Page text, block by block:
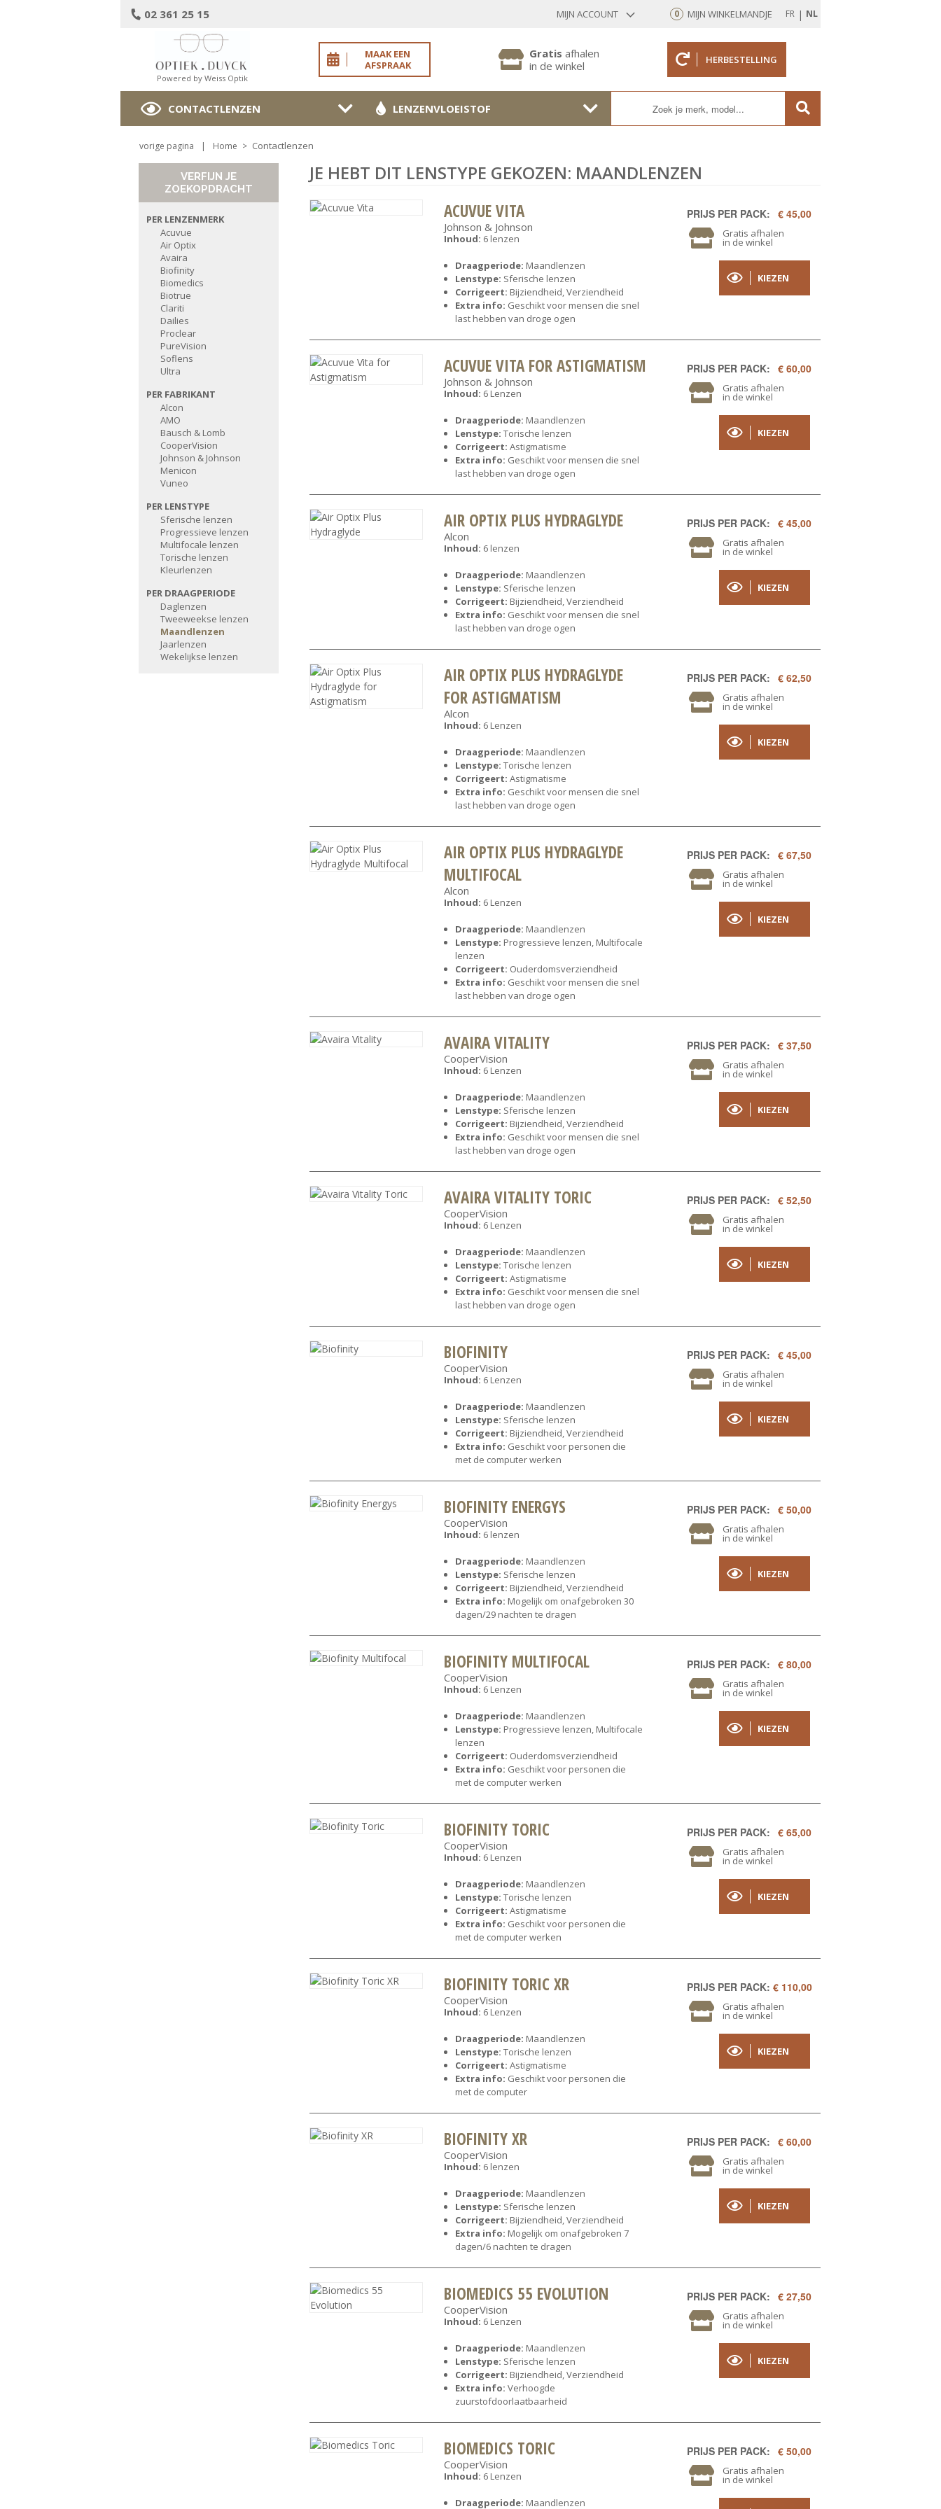
02 361 25 15 MIJN ACCOUNT
INLOGGEN BESTAANDE KLANT
wachtwoord
BEVESTIGEN
NIEUWE KLANT
MELD JE AAN
0 MIJN WINKELMANDJE FR | NL
Powered by Weiss Optik
MAAK EEN
AFSPRAAK
Gratis afhalen
in de winkel
HERBESTELLING
CONTACTLENZEN LENZENVLOEISTOF
vorige pagina | Home > Contactlenzen
VERFIJN JE
ZOEKOPDRACHT
PER LENZENMERK
Acuvue
Air Optix
Avaira
Biofinity
Biomedics
Biotrue
Clariti
Dailies
Proclear
PureVision
Soflens
Ultra
PER FABRIKANT
Alcon
AMO
Bausch & Lomb
CooperVision
Johnson & Johnson
Menicon
Vuneo
PER LENSTYPE
Sferische lenzen
Progressieve lenzen
Multifocale lenzen
Torische lenzen
Kleurlenzen
PER DRAAGPERIODE
Daglenzen
Tweeweekse lenzen
Maandlenzen
Jaarlenzen
Wekelijkse lenzen
JE HEBT DIT LENSTYPE GEKOZEN: MAANDLENZEN
ACUVUE VITA
Johnson & Johnson
Inhoud: 6 lenzen
Draagperiode: Maandlenzen
Lenstype: Sferische lenzen
Corrigeert: Bijziendheid, Verziendheid
Extra info: Geschikt voor mensen die snel
last hebben van droge ogen
PRIJS PER PACK: € 45,00
Gratis afhalen
in de winkel
KIEZEN
ACUVUE VITA FOR ASTIGMATISM
Johnson & Johnson
Inhoud: 6 Lenzen
Draagperiode: Maandlenzen
Lenstype: Torische lenzen
Corrigeert: Astigmatisme
Extra info: Geschikt voor mensen die snel
last hebben van droge ogen
PRIJS PER PACK: € 60,00
Gratis afhalen
in de winkel
KIEZEN
AIR OPTIX PLUS HYDRAGLYDE
Alcon
Inhoud: 6 lenzen
Draagperiode: Maandlenzen
Lenstype: Sferische lenzen
Corrigeert: Bijziendheid, Verziendheid
Extra info: Geschikt voor mensen die snel
last hebben van droge ogen
PRIJS PER PACK: € 45,00
Gratis afhalen
in de winkel
KIEZEN
AIR OPTIX PLUS HYDRAGLYDE
FOR ASTIGMATISM
Alcon
Inhoud: 6 Lenzen
Draagperiode: Maandlenzen
Lenstype: Torische lenzen
Corrigeert: Astigmatisme
Extra info: Geschikt voor mensen die snel
last hebben van droge ogen
PRIJS PER PACK: € 62,50
Gratis afhalen
in de winkel
KIEZEN
AIR OPTIX PLUS HYDRAGLYDE
MULTIFOCAL
Alcon
Inhoud: 6 Lenzen
Draagperiode: Maandlenzen
Lenstype: Progressieve lenzen, Multifocale
lenzen
Corrigeert: Ouderdomsverziendheid
Extra info: Geschikt voor mensen die snel
last hebben van droge ogen
PRIJS PER PACK: € 67,50
Gratis afhalen
in de winkel
KIEZEN
AVAIRA VITALITY
CooperVision
Inhoud: 6 Lenzen
Draagperiode: Maandlenzen
Lenstype: Sferische lenzen
Corrigeert: Bijziendheid, Verziendheid
Extra info: Geschikt voor mensen die snel
last hebben van droge ogen
PRIJS PER PACK: € 37,50
Gratis afhalen
in de winkel
KIEZEN
AVAIRA VITALITY TORIC
CooperVision
Inhoud: 6 Lenzen
Draagperiode: Maandlenzen
Lenstype: Torische lenzen
Corrigeert: Astigmatisme
Extra info: Geschikt voor mensen die snel
last hebben van droge ogen
PRIJS PER PACK: € 52,50
Gratis afhalen
in de winkel
KIEZEN
BIOFINITY
CooperVision
Inhoud: 6 Lenzen
Draagperiode: Maandlenzen
Lenstype: Sferische lenzen
Corrigeert: Bijziendheid, Verziendheid
Extra info: Geschikt voor personen die
met de computer werken
PRIJS PER PACK: € 45,00
Gratis afhalen
in de winkel
KIEZEN
BIOFINITY ENERGYS
CooperVision
Inhoud: 6 lenzen
Draagperiode: Maandlenzen
Lenstype: Sferische lenzen
Corrigeert: Bijziendheid, Verziendheid
Extra info: Mogelijk om onafgebroken 30
dagen/29 nachten te dragen
PRIJS PER PACK: € 50,00
Gratis afhalen
in de winkel
KIEZEN
BIOFINITY MULTIFOCAL
CooperVision
Inhoud: 6 Lenzen
Draagperiode: Maandlenzen
Lenstype: Progressieve lenzen, Multifocale
lenzen
Corrigeert: Ouderdomsverziendheid
Extra info: Geschikt voor personen die
met de computer werken
PRIJS PER PACK: € 80,00
Gratis afhalen
in de winkel
KIEZEN
BIOFINITY TORIC
CooperVision
Inhoud: 6 Lenzen
Draagperiode: Maandlenzen
Lenstype: Torische lenzen
Corrigeert: Astigmatisme
Extra info: Geschikt voor personen die
met de computer werken
PRIJS PER PACK: € 65,00
Gratis afhalen
in de winkel
KIEZEN
BIOFINITY TORIC XR
CooperVision
Inhoud: 6 Lenzen
Draagperiode: Maandlenzen
Lenstype: Torische lenzen
Corrigeert: Astigmatisme
Extra info: Geschikt voor personen die
met de computer
PRIJS PER PACK: € 110,00
Gratis afhalen
in de winkel
KIEZEN
BIOFINITY XR
CooperVision
Inhoud: 6 lenzen
Draagperiode: Maandlenzen
Lenstype: Sferische lenzen
Corrigeert: Bijziendheid, Verziendheid
Extra info: Mogelijk om onafgebroken 7
dagen/6 nachten te dragen
PRIJS PER PACK: € 60,00
Gratis afhalen
in de winkel
KIEZEN
BIOMEDICS 55 EVOLUTION
CooperVision
Inhoud: 6 Lenzen
Draagperiode: Maandlenzen
Lenstype: Sferische lenzen
Corrigeert: Bijziendheid, Verziendheid
Extra info: Verhoogde
zuurstofdoorlaatbaarheid
PRIJS PER PACK: € 27,50
Gratis afhalen
in de winkel
KIEZEN
BIOMEDICS TORIC
CooperVision
Inhoud: 6 Lenzen
Draagperiode: Maandlenzen
PRIJS PER PACK: € 50,00
Gratis afhalen
in de winkel